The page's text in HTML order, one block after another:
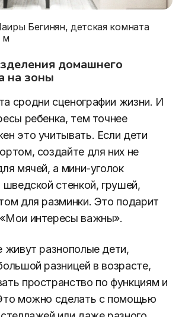
Бегинян, детская комната
м
домашнего
на зоны
сродни сценографии жизни. И
ребенка, тем точнее
это учитывать. Если дети
создайте для них не
мячей, а мини-уголок
шведской стенкой, грушей,
для разминки. Это подарит
интересы важны».
живут разнополые дети,
разницей в возрасте,
пространство по функциям и
можно сделать с помощью